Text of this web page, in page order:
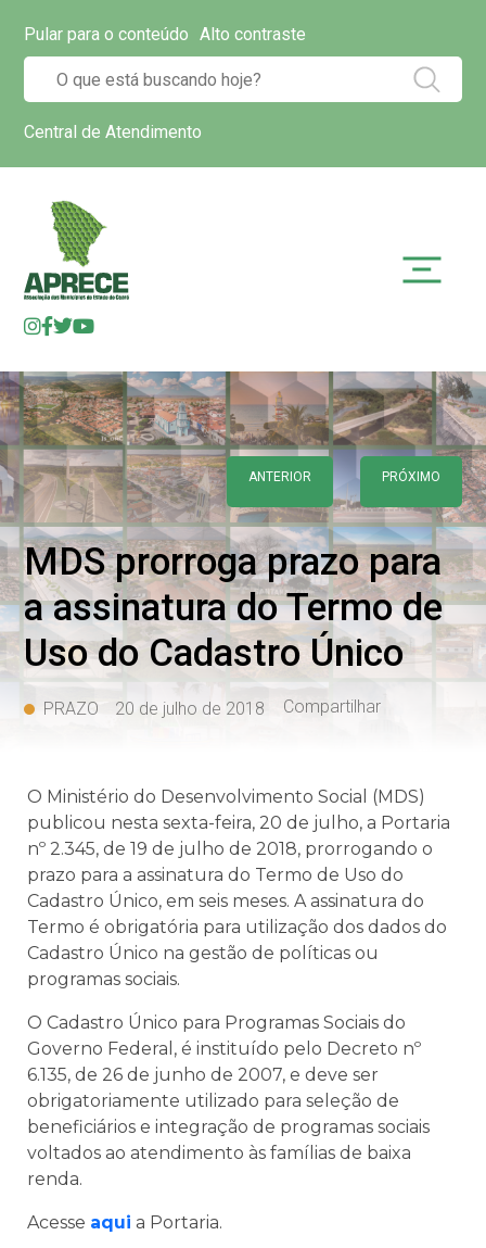
Pular para o conteúdo Alto contraste
Central de Atendimento
ANTERIOR PRÓXIMO
MDS prorroga prazo para
a assinatura do Termo de
Uso do Cadastro Único
PRAZO 20 de julho de 2018 Compartilhar
O Ministério do Desenvolvimento Social (MDS)
publicou nesta sexta-feira, 20 de julho, a Portaria
nº 2.345, de 19 de julho de 2018, prorrogando o
prazo para a assinatura do Termo de Uso do
Cadastro Único, em seis meses. A assinatura do
Termo é obrigatória para utilização dos dados do
Cadastro Único na gestão de políticas ou
programas sociais.
O Cadastro Único para Programas Sociais do
Governo Federal, é instituído pelo Decreto nº
6.135, de 26 de junho de 2007, e deve ser
obrigatoriamente utilizado para seleção de
beneficiários e integração de programas sociais
voltados ao atendimento às famílias de baixa
renda.
Acesse aqui a Portaria.